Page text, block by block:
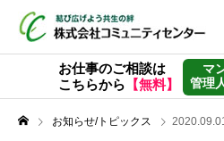
お仕事のご相談は
こちらから 【無料】
マ
管理
お知らせ/トピックス 2020.09.01